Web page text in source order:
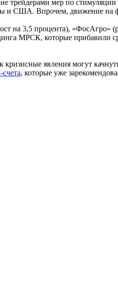
трейдерами мер по
и США. Впрочем, движение
на 3,5 процента),
МРСК, которые прибавили
явления могут
, которые уже